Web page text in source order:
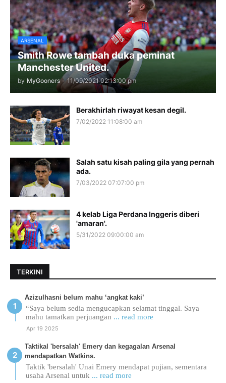
ARSENAL
Smith Rowe tambah duka peminat
Manchester United.
by MyGooners - 11/09/2021 02:13:00 pm
Berakhirlah riwayat kesan degil.
7/02/2022 11:08:00 am
Salah satu kisah paling gila yang pernah
ada.
7/03/2022 07:07:00 pm
4 kelab Liga Perdana Inggeris diberi
'amaran'.
5/31/2022 09:00:00 am
TERKINI
Azizulhasni belum mahu ‘angkat kaki’
“Saya belum sedia mengucapkan selamat tinggal. Saya
mahu tamatkan perjuangan ... read more
Apr 19 2025
Taktikal 'bersalah' Emery dan kegagalan Arsenal
mendapatkan Watkins.
Taktik 'bersalah' Unai Emery mendapat pujian, sementara
usaha Arsenal untuk ... read more